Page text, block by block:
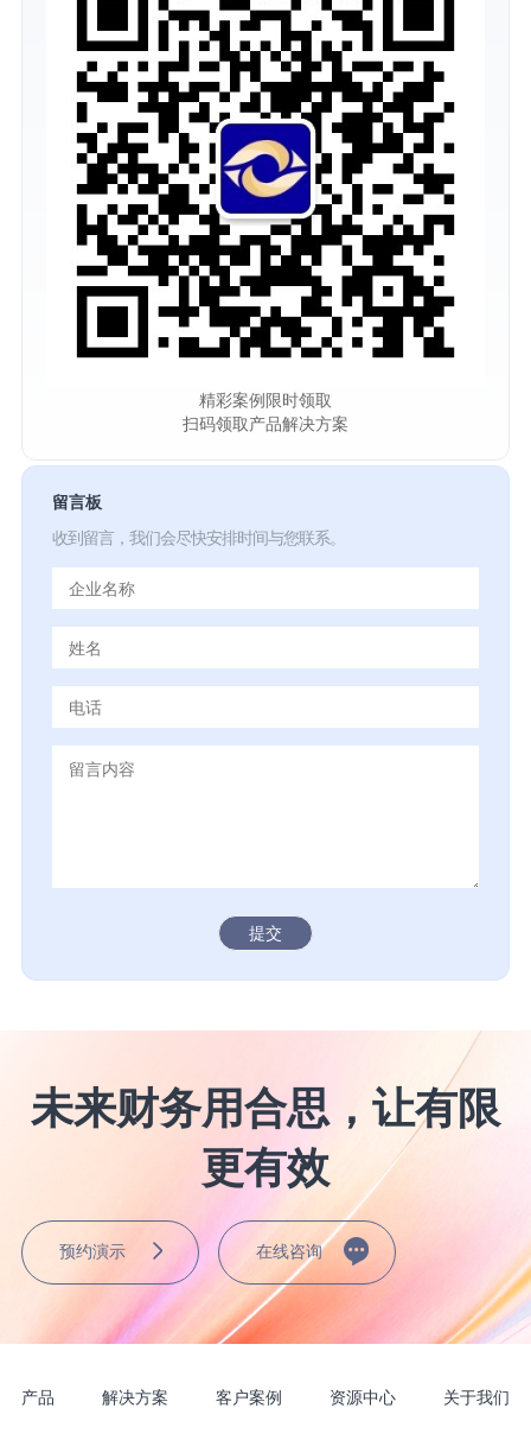
精彩案例限时领取
扫码领取产品解决方案
留言板
收到留言，我们会尽快安排时间与您联系。
提交
未来财务用合思，让有限
更有效
预约演示 在线咨询
产品 解决方案 客户案例 资源中心 关于我们